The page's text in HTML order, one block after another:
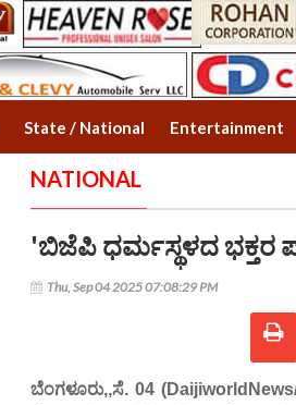
State / National Entertainment
NATIONAL
'ಬಿಜೆಪಿ ಧರ್ಮಸ್ಥಳದ ಭಕ್ತರ
Thu, Sep 04 2025 07:08:29 PM
ಬೆಂಗಳೂರು,,ಸೆ. 04